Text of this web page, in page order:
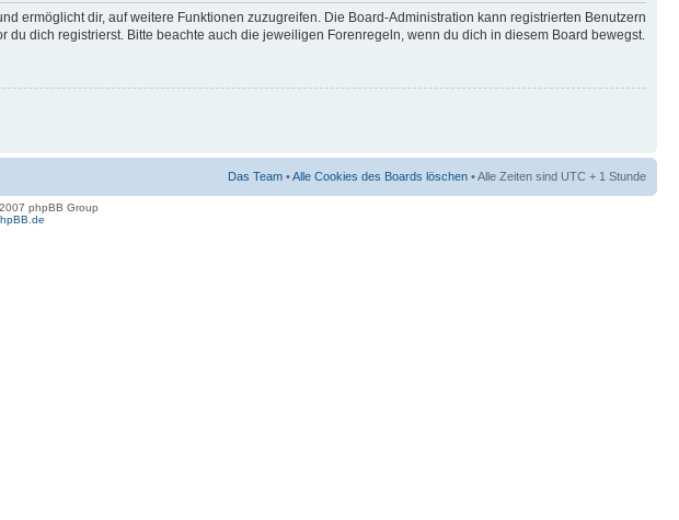
ermöglicht dir, auf weitere Funktionen zuzugreifen. Die Board-Administration kann registrierten Benutzern
dich registrierst. Bitte beachte auch die jeweiligen Forenregeln, wenn du dich in diesem Board bewegst.
Das Team •Alle Cookies des Boards löschen • Alle Zeiten sind UTC + 1 Stunde
phpBB Group